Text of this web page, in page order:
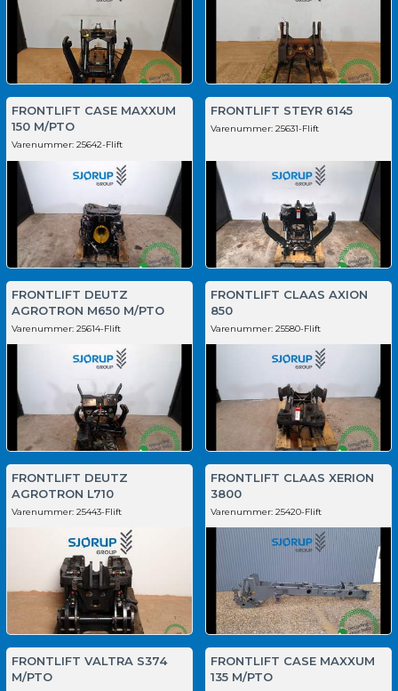
FRONTLIFT CASE MAXXUM
150 M/PTO
Varenummer: 25642-Flift
FRONTLIFT STEYR 6145
Varenummer: 25631-Flift
FRONTLIFT DEUTZ
AGROTRON M650 M/PTO
Varenummer: 25614-Flift
FRONTLIFT CLAAS AXION
850
Varenummer: 25580-Flift
FRONTLIFT DEUTZ
AGROTRON L710
Varenummer: 25443-Flift
FRONTLIFT CLAAS XERION
3800
Varenummer: 25420-Flift
FRONTLIFT VALTRA S374
M/PTO
FRONTLIFT CASE MAXXUM
135 M/PTO